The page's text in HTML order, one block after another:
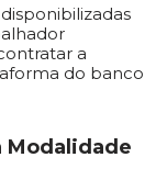
a
do banco
Modalidade